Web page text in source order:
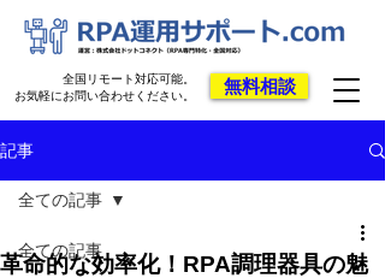
無料相談
全国リモート対応可能。
お気軽にお問い合わせください。
記事
全ての記事
全ての記事
革命的な効率化！RPA調理器具の魅